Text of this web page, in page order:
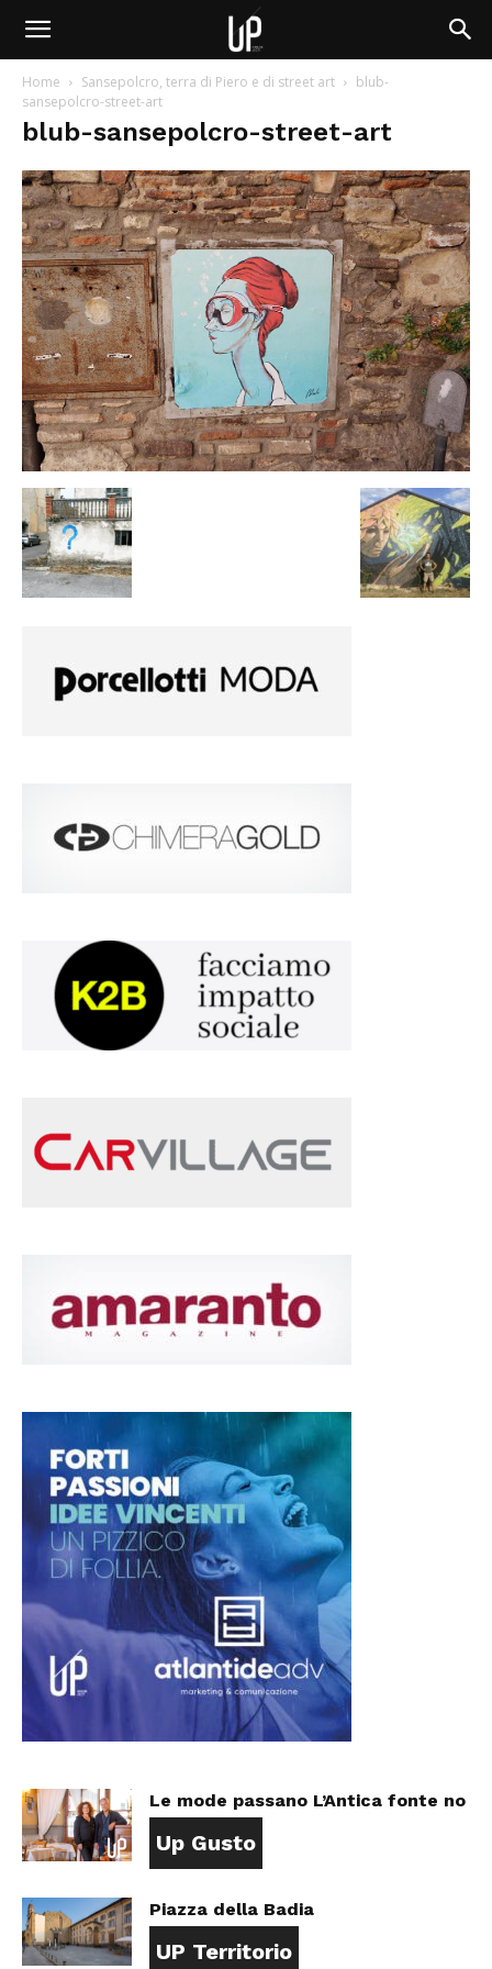
Home Sansepolcro, terra di Piero e di street art
blub-
sansepolcro-street-art
blub-sansepolcro-street-art
Le mode passano L’Antica fonte no
Up Gusto
Piazza della Badia
UP Territorio